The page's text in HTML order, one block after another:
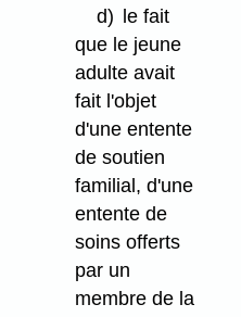
d) le fait
que le jeune
adulte avait
fait l'objet
d'une entente
de soutien
familial, d'une
entente de
soins offerts
par un
membre de la